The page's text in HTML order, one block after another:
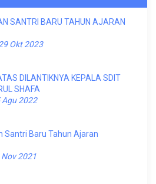
SANTRI BARU TAHUN AJARAN
Okt 2023
DILANTIKNYA KEPALA SDIT
SHAFA
Agu 2022
Santri Baru Tahun Ajaran
Nov 2021